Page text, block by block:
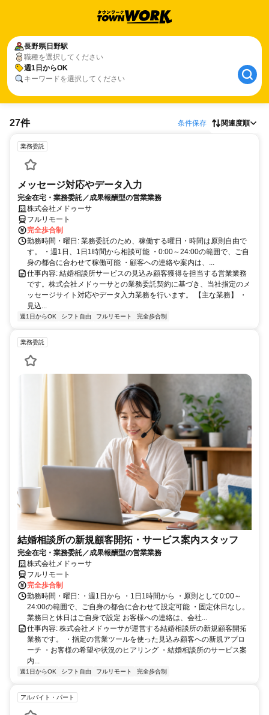
長野県 日野駅
職種を選択してください
週1日からOK
キーワードを選択してください
27件 条件保存 関連度順
業務委託
メッセージ対応やデータ入力
完全在宅・業務委託／成果報酬型の営業業務
株式会社メドゥーサ
フルリモート
完全歩合制
勤務時間・曜日: 業務委託のため、稼働する曜日・時間は原則自由で
す。 ・週1日、1日1時間から相談可能 ・0:00～24:00の範囲で、ご自
身の都合に合わせて稼働可能 ・顧客への連絡や案内は、...
仕事内容: 結婚相談所サービスの見込み顧客獲得を担当する営業業務
です。株式会社メドゥーサとの業務委託契約に基づき、当社指定のメ
ッセージサイト対応やデータ入力業務を行います。 【主な業務】 ・
見込...
週1日からOK シフト自由 フルリモート 完全歩合制
業務委託
結婚相談所の新規顧客開拓・サービス案内スタッフ
完全在宅・業務委託／成果報酬型の営業業務
株式会社メドゥーサ
フルリモート
完全歩合制
勤務時間・曜日: ・週1日から ・1日1時間から ・原則として0:00～
24:00の範囲で、ご自身の都合に合わせて設定可能 ・固定休日なし。
業務日と休日はご自身で設定 お客様への連絡は、会社...
仕事内容: 株式会社メドゥーサが運営する結婚相談所の新規顧客開拓
業務です。 ・指定の営業ツールを使った見込み顧客への新規アプロ
ーチ ・お客様の希望や状況のヒアリング ・結婚相談所のサービス案
内...
週1日からOK シフト自由 フルリモート 完全歩合制
アルバイト・パート